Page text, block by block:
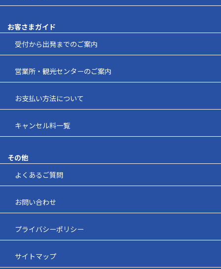
お客さまガイド
受付から出発までのご案内
営業所・観光センターのご案内
お支払い方法について
キャンセル料一覧
その他
よくあるご質問
お問い合わせ
プライバシーポリシー
サイトマップ